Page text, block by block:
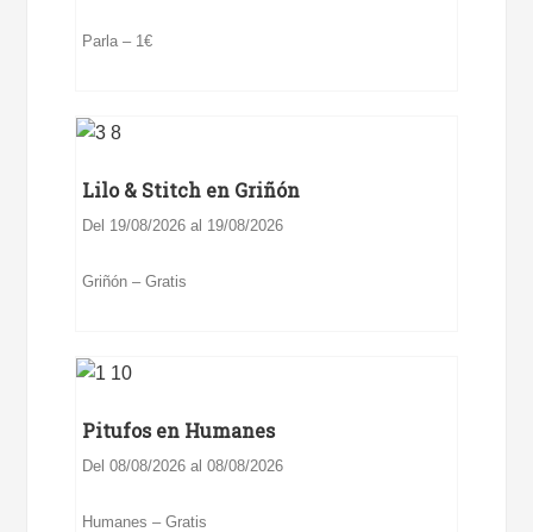
Parla – 1€
Lilo & Stitch en Griñón
Del 19/08/2026 al 19/08/2026
Griñón – Gratis
Pitufos en Humanes
Del 08/08/2026 al 08/08/2026
Humanes – Gratis